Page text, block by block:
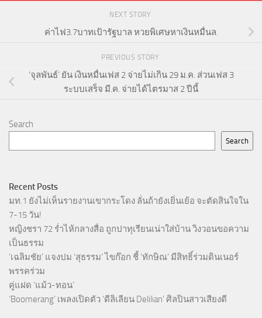
NEXT STORY
ค่าไฟ3.7บาทเป้ารัฐบาล หวยพิเศษหาเงินหมื่นล.
PREVIOUS STORY
‘จุลพันธ์’ ยัน เงินหมื่นเฟส 2 จ่ายไม่เกิน 29 ม.ค. ส่วนเฟส 3
ระบบเสร็จ มี.ค. จ่ายได้ไตรมาส 2 ปีนี้
Search
Search
Recent Posts
มท.1 ยังไม่เห็นรายงานเขากระโดง ลั่นถ้ายังเยิ่นเย้อ จะตัดสินใจใน
7-15 วัน!
หญิงชรา 72 ร่ำไห้กลางสื่อ ถูกปาทุเรียนเน่าใส่บ้าน วิงวอนขอความ
เป็นธรรม
‘เฉลิมชัย’ แจงปม ‘สุธรรม’ ไขก๊อก ชี้ ‘ทักษิณ’ มีสิทธิ์ร่วมดินเนอร์
พรรคร่วม
คู่แฝด ‘แม้ว-ทอน’
‘Boomerang’ เพลงเปิดตัว ‘ดีลิเลียน Delilian’ ศิลปินสาวเสียงดี